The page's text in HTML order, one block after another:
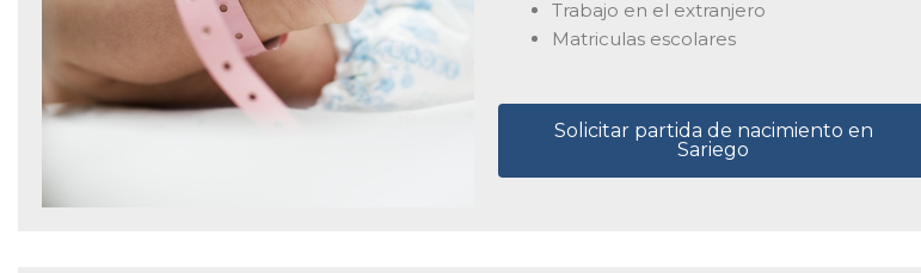
Trabajo en el extranjero
Matriculas escolares
Solicitar partida de nacimiento en
Sariego